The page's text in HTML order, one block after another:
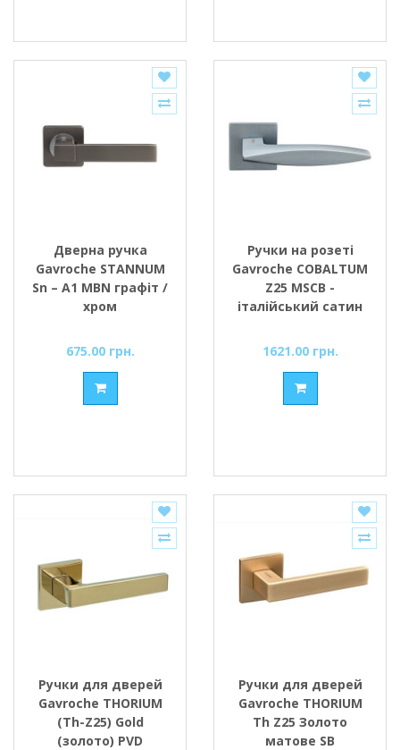
Дверна ручка
Gavroche STANNUM
Sn – A1 MBN графіт /
хром
675.00 грн.
Ручки на розеті
Gavroche COBALTUM
Z25 MSCB -
італійський сатин
1621.00 грн.
Ручки для дверей
Gavroche THORIUM
(Th-Z25) Gold
(золото) PVD
Ручки для дверей
Gavroche THORIUM
Th Z25 Золото
матове SB